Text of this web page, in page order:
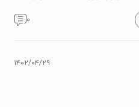
۰
۱۴۰۲/۰۴/۲۹